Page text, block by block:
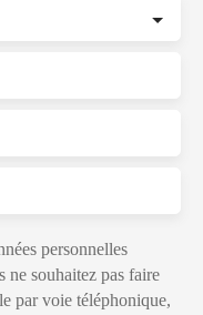
personnelles
souhaitez pas faire
par voie téléphonique,